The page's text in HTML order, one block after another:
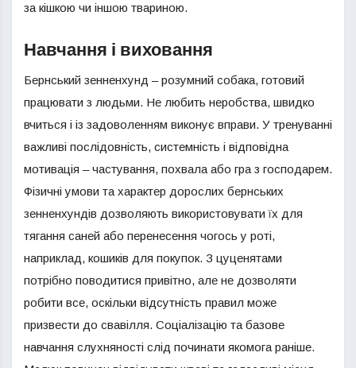
за кішкою чи іншою твариною.
Навчання і виховання
Бернський зенненхунд – розумний собака, готовий
працювати з людьми. Не любить неробства, швидко
вчиться і із задоволенням виконує вправи. У тренуванні
важливі послідовність, системність і відповідна
мотивація – частування, похвала або гра з господарем.
Фізичні умови та характер дорослих бернських
зенненхундів дозволяють використовувати їх для
тягання саней або перенесення чогось у роті,
наприклад, кошиків для покупок. З цуценятами
потрібно поводитися привітно, але не дозволяти
робити все, оскільки відсутність правил може
призвести до свавілля. Соціалізацію та базове
навчання слухняності слід починати якомога раніше.